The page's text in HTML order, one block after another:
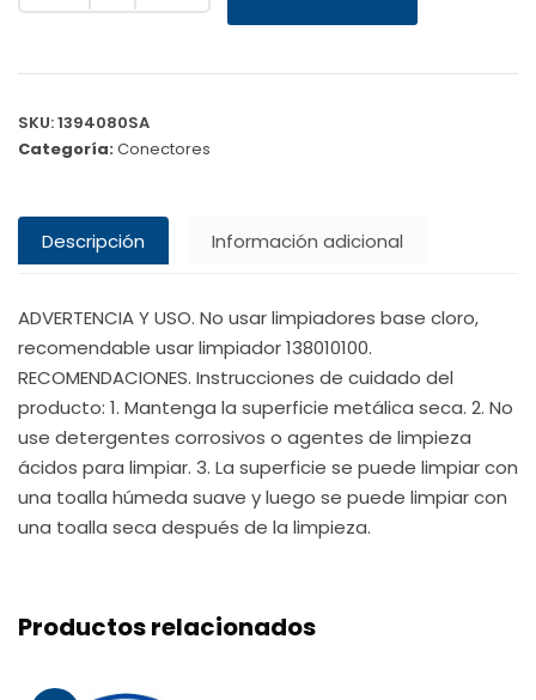
SKU:1394080SA
Categoría:Conectores
Descripción Información adicional
ADVERTENCIA Y USO. No usar limpiadores base cloro,
recomendable usar limpiador 138010100.
RECOMENDACIONES. Instrucciones de cuidado del
producto: 1. Mantenga la superficie metálica seca. 2. No
use detergentes corrosivos o agentes de limpieza
ácidos para limpiar. 3. La superficie se puede limpiar con
una toalla húmeda suave y luego se puede limpiar con
una toalla seca después de la limpieza.
Productos relacionados